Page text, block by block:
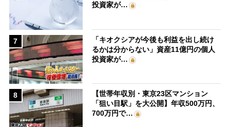
投資家が…
7
「キオクシアが今後も利益を出し続け
るかは分からない」資産11億円の個人
投資家が…
8
【世帯年収別・東京23区マンション
「狙い目駅」を大公開】年収500万円、
700万円で…